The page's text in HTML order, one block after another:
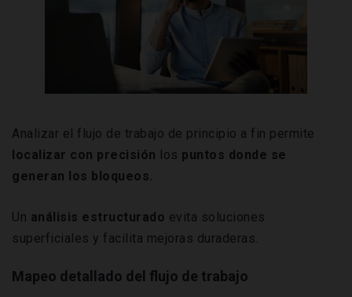
Analizar el flujo de trabajo de principio a fin permite
localizar con precisión los puntos donde se
generan los bloqueos.
Un análisis estructurado evita soluciones
superficiales y facilita mejoras duraderas.
Mapeo detallado del flujo de trabajo